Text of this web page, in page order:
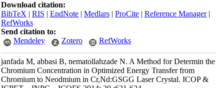
Download citation:
BibTeX|RIS|EndNote|Medlars|ProCite|Reference Manager
RefWorks
Send citation to:
Mendeley
Zotero RefWorks
janfada M, abbasi B, nematollahzade N. A Method for Determin the
Chromium Concentration in Optimized Energy Transfer from
Chromium to Neodmium in Cr,Nd:GSGG Laser Crystal. ICOP &